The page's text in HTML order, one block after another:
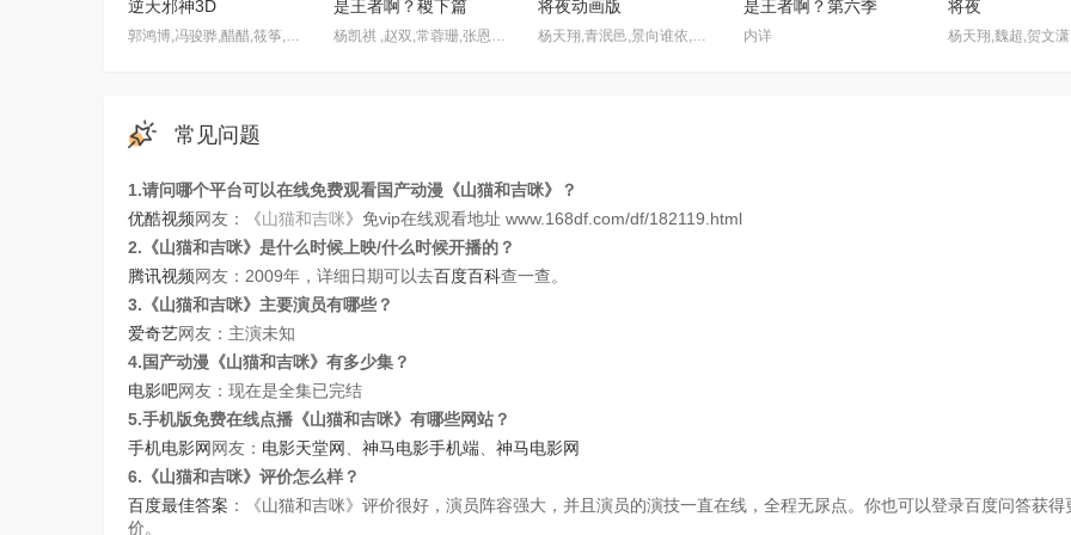
逆天邪神3D 是王者啊？稷下篇 将夜动画版 是王者啊？第六季
内详
将夜
常见问题
1.请问哪个平台可以在线免费观看国产动漫《山猫和吉咪》？
优酷视频网友：《山猫和吉咪》免vip在线观看地址 www.168df.com/df/182119.html
2.《山猫和吉咪》是什么时候上映/什么时候开播的？
腾讯视频网友：2009年，详细日期可以去百度百科查一查。
3.《山猫和吉咪》主要演员有哪些？
爱奇艺网友：主演未知
4.国产动漫《山猫和吉咪》有多少集？
电影吧网友：现在是全集已完结
5.手机版免费在线点播《山猫和吉咪》有哪些网站？
手机电影网 网友： 电影天堂网 神马电影手机端
神马电影网
6.《山猫和吉咪》评价怎么样？
百度最佳答案 ：《山猫和吉咪》评价很好，演员阵容强大，并且演员的演技一直在线，全程无尿点。你也可以登录百度问答获得
价。